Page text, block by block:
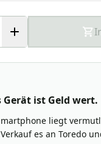
Gerät ist Geld wert.
liegt
es an Toredo